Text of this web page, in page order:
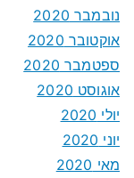
נובמבר 2020
אוקטובר 2020
ספטמבר 2020
אוגוסט 2020
יולי 2020
יוני 2020
מאי 2020